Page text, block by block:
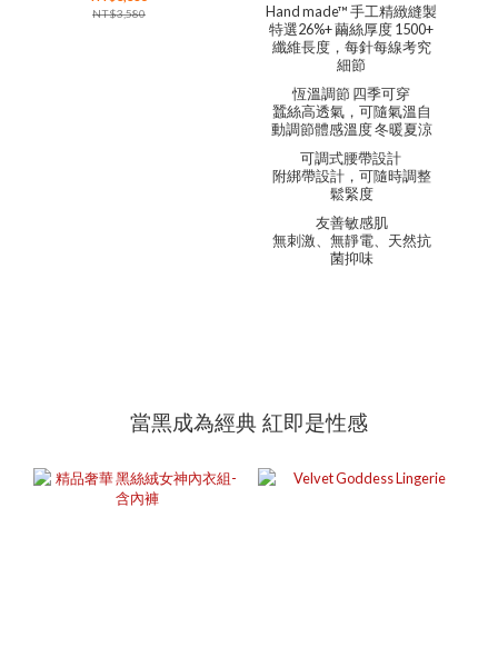
NT$3,580
Hand made™ 手工精緻縫製
特選26%+ 繭絲厚度 1500+
纖維長度，每針每線考究
細節
恆溫調節 四季可穿
蠶絲高透氣，可隨氣溫自
動調節體感溫度 冬暖夏涼
可調式腰帶設計
附綁帶設計，可隨時調整
鬆緊度
友善敏感肌
無刺激、無靜電、天然抗
菌抑味
當黑成為經典 紅即是性感